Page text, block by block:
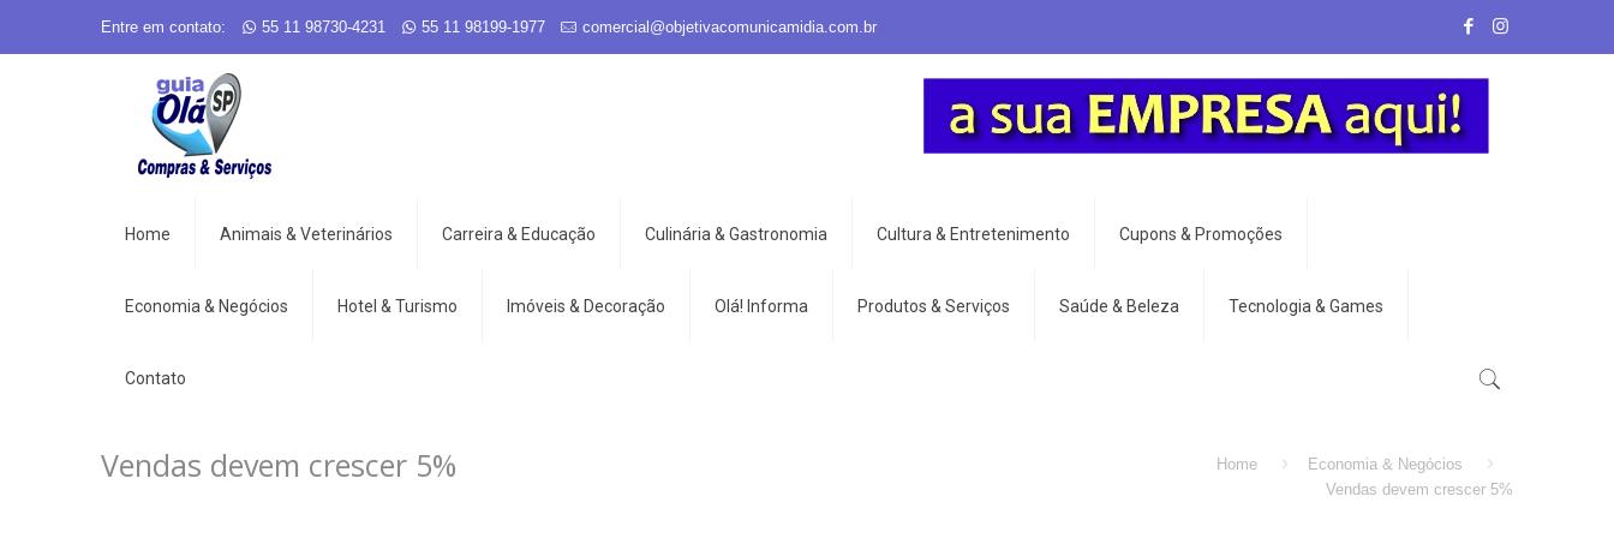
Entre em contato: 55 11 98730-4231 55 11 98199-1977 comercial@objetivacomunicamidia.com.br
Home Animais & Veterinários Carreira & Educação Culinária & Gastronomia Cultura & Entretenimento Cupons & Promoções
Economia & Negócios Hotel & Turismo Imóveis & Decoração Olá! Informa Produtos & Serviços Saúde & Beleza Tecnologia & Games
Contato
Vendas devem crescer 5% Home
Economia & Negócios
Vendas devem crescer 5%